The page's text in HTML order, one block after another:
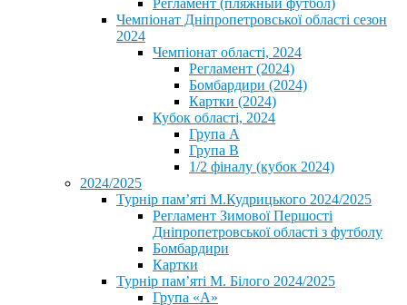
Регламент (пляжный футбол)
Чемпіонат Дніпропетровської області сезон
2024
Чемпіонат області, 2024
Регламент (2024)
Бомбардири (2024)
Картки (2024)
Кубок області, 2024
Група А
Група В
1/2 фіналу (кубок 2024)
2024/2025
Турнір пам’яті М.Кудрицького 2024/2025
Регламент Зимової Першості
Дніпропетровської області з футболу
Бомбардири
Картки
Турнір пам’яті М. Білого 2024/2025
Група «А»